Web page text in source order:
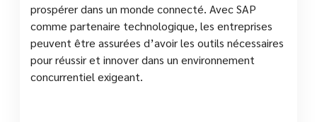
prospérer dans un monde connecté. Avec SAP
comme partenaire technologique, les entreprises
peuvent être assurées d’avoir les outils nécessaires
pour réussir et innover dans un environnement
concurrentiel exigeant.